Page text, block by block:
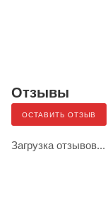
Отзывы
ОСТАВИТЬ ОТЗЫВ
Загрузка отзывов...